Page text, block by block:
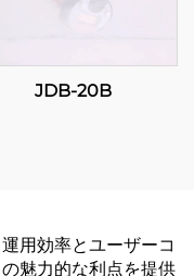
JDB-20B
用効率とユーザーコ
魅力的な利点を提供